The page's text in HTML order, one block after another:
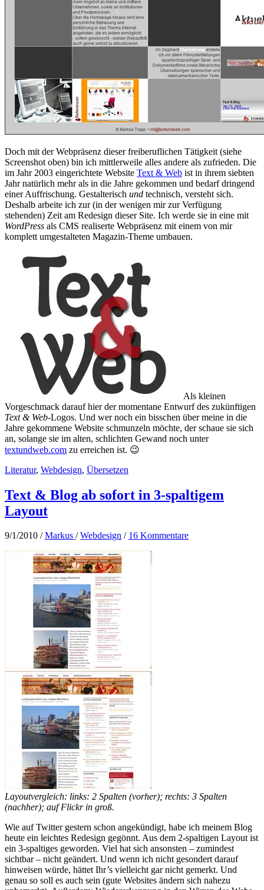
Doch mit der Webpräsenz dieser freiberuflichen Tätigkeit (siehe
Screenshot oben) bin ich mittlerweile alles andere als zufrieden. Die
im Jahr 2003 eingerichtete Website Text & Web ist in ihrem siebten
Jahr natürlich mehr als in die Jahre gekommen und bedarf dringend
einer Auffrischung. Gestalterisch und technisch, versteht sich.
Deshalb arbeite ich zur (in der wenigen mir zur Verfügung
stehenden) Zeit am Redesign dieser Site. Ich werde sie in eine mit
WordPress als CMS realiserte Webpräsenz mit einem von mir
komplett umgestalteten Magazin-Theme umbauen.
Als kleinen
Vorgeschmack darauf hier der momentane Entwurf des zukünftigen
Text & Web-Logos. Und wer noch ein bisschen über meine in die
Jahre gekommene Website schmunzeln möchte, der schaue sie sich
an, solange sie im alten, schlichten Gewand noch unter
textundweb.com zu erreichen ist. 😉
Literatur, Webdesign, Übersetzen
Text & Blog ab sofort in 3-spaltigem
Layout
9/1/2010 /Markus /Webdesign / 16 Kommentare
Layoutvergleich: links: 2 Spalten (vorher); rechts: 3 Spalten
(nachher); auf Flickr in groß.
Wie auf Twitter gestern schon angekündigt, habe ich meinem Blog
heute ein leichtes Redesign gegönnt. Aus dem 2-spaltigen Layout ist
ein 3-spaltiges geworden. Viel hat sich ansonsten – zumindest
sichtbar – nicht geändert. Und wenn ich nicht gesondert darauf
hinweisen würde, hättet Ihr’s vielleicht gar nicht gemerkt. Und
genau so soll es auch sein (gute Websites ändern sich nahezu